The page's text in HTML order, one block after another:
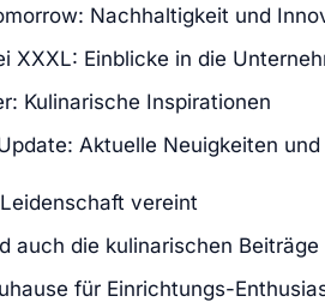
Nachhaltigkeit und
XXXL: Einblicke in die
Kulinarische Inspirationen
Aktuelle Neuigkeiten und
vereint
auch die kulinarischen Beiträge
für Einrichtungs-